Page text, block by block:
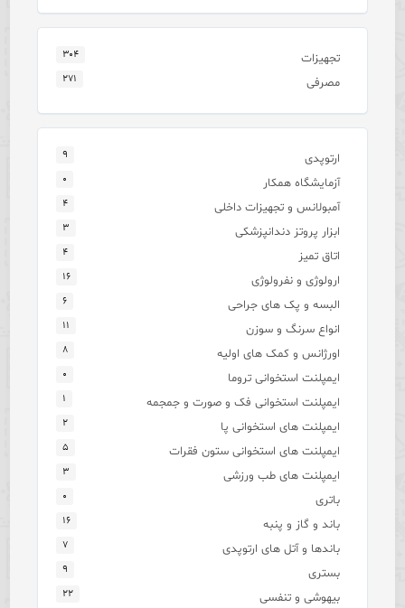
تجهیزات ۳۰۴
مصرفی ۲۷۱
ارتوپدی ۹
آزمایشگاه همکار ۰
آمبولانس و تجهیزات داخلی ۴
ابزار پروتز دندانپزشکی ۳
اتاق تمیز ۴
ارولوژی و نفرولوژی ۱۶
البسه و پک های جراحی ۶
انواع سرنگ و سوزن ۱۱
اورژانس و کمک های اولیه ۸
ایمپلنت استخوانی تروما ۰
ایمپلنت استخوانی فک و صورت و جمجمه ۱
ایمپلنت های استخوانی پا ۲
ایمپلنت های استخوانی ستون فقرات ۵
ایمپلنت های طب ورزشی ۳
باتری ۰
باند و گاز و پنبه ۱۶
باندها و آتل های ارتوپدی ۷
بستری ۹
بیهوشی و تنفسی ۲۲